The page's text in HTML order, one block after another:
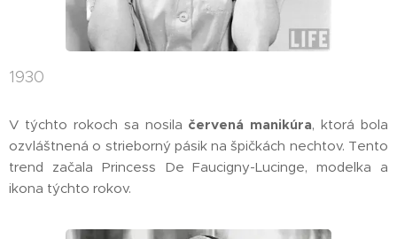
1930
V týchto rokoch sa nosila červená manikúra, ktorá bola
ozvláštnená o strieborný pásik na špičkách nechtov. Tento
trend začala Princess De Faucigny-Lucinge, modelka a
ikona týchto rokov.